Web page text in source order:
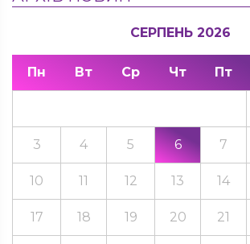
СЕРПЕНЬ 2026
Пн Вт Ср Чт Пт
3 4 5 6 7
10 11 12 13 14
17 18 19 20 21